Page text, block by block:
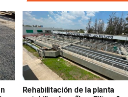
Rehabilitación de la planta